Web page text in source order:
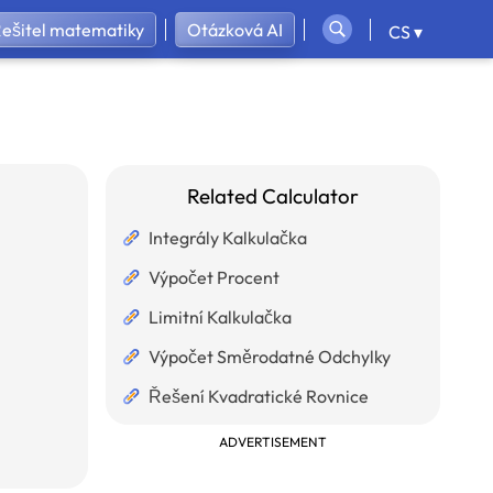
matematiky Otázková AI CS ▾
Related Calculator
Integrály Kalkulačka
Výpočet Procent
Limitní Kalkulačka
Výpočet Směrodatné Odchylky
Řešení Kvadratické Rovnice
ADVERTISEMENT